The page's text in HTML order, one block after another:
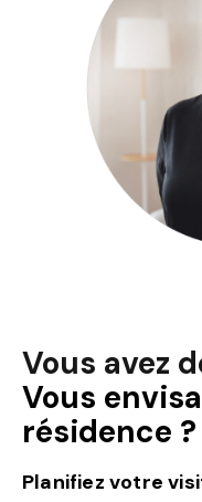
Vous avez
Vous
résidence ?
Planifiez votre